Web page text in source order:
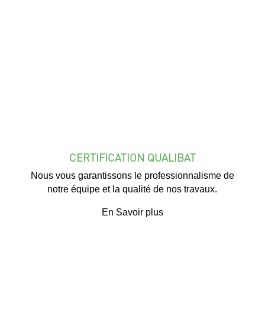
CERTIFICATION QUALIBAT
Nous vous garantissons le professionnalisme de
notre équipe et la qualité de nos travaux.
En Savoir plus